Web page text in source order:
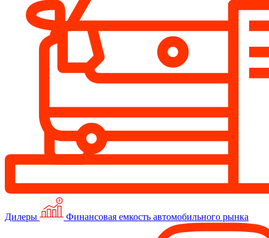
Дилеры Финансовая емкость автомобильного рынка